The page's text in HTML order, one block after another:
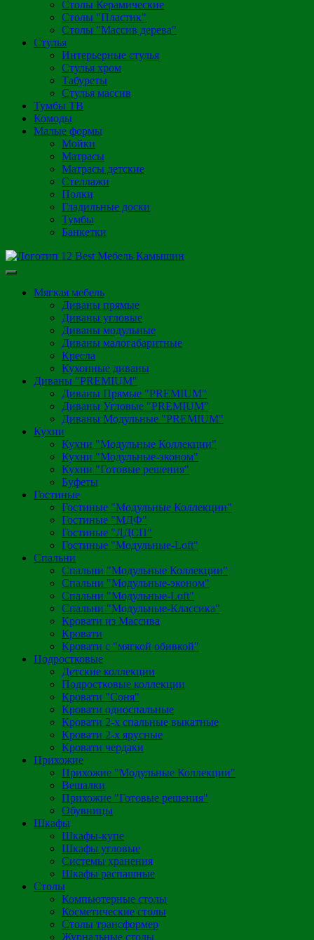
Столы Керамические
Столы "Пластик"
Столы "Массив дерева"
Стулья
Интерьерные стулья
Стулья хром
Табуреты
Стулья массив
Тумбы ТВ
Комоды
Малые формы
Мойки
Матрасы
Матрасы детские
Стеллажи
Полки
Гладильные доски
Тумбы
Банкетки
Мягкая мебель
Диваны прямые
Диваны угловые
Диваны модульные
Диваны малогабаритные
Кресла
Кухонные диваны
Диваны "PREMIUM"
Диваны Прямые "PREMIUM"
Диваны Угловые "PREMIUM"
Диваны Модульные "PREMIUM"
Кухни
Кухни "Модульные Коллекции"
Кухни "Модульные-эконом"
Кухни "Готовые решения"
Буфеты
Гостиные
Гостиные "Модульные Коллекции"
Гостиные "МДФ"
Гостиные "ЛДСП"
Гостиные "Модульные-Loft"
Спальни
Спальни "Модульные Коллекции"
Спальни "Модульные-эконом"
Спальни "Модульные-Loft"
Спальни "Модульные-Классика"
Кровати из Массива
Кровати
Кровати с "мягкой обивкой"
Подростковые
Детские коллекции
Подростковые коллекции
Кровати "Соня"
Кровати односпальные
Кровати 2-х спальные выкатные
Кровати 2-х ярусные
Кровати чердаки
Прихожие
Прихожие "Модульные Коллекции"
Вешалки
Прихожие "Готовые решения"
Обувницы
Шкафы
Шкафы-купе
Шкафы угловые
Системы хранения
Шкафы распашные
Столы
Компьютерные столы
Косметические столы
Столы трансформер
Журнальные столы